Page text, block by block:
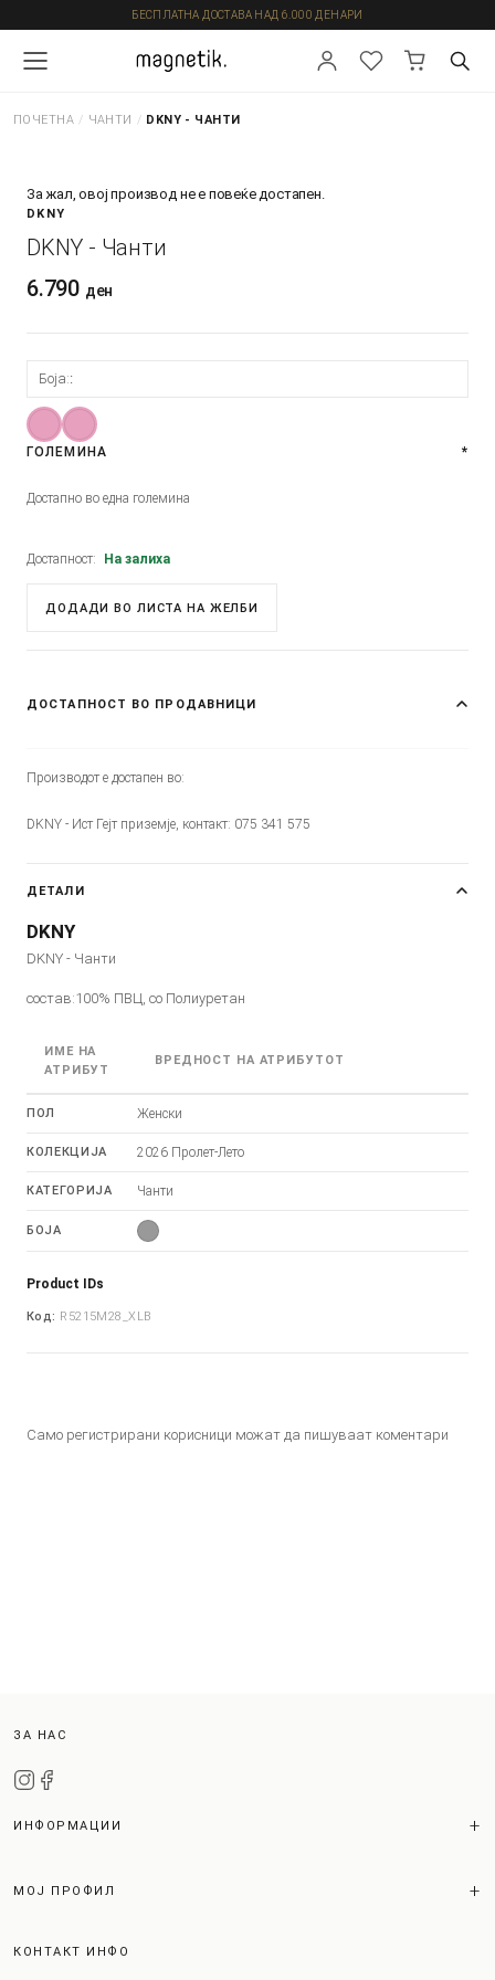
БЕСПЛАТНА ДОСТАВА НАД 6.000 ДЕНАРИ
ПОЧЕТНА / ЧАНТИ / DKNY - ЧАНТИ
За жал, овој производ не е повеќе достапен.
DKNY
DKNY - Чанти
6.790 ден
Боја:
ГОЛЕМИНА *
Достапно во една големина
Достапност: На залиха
ДОДАДИ ВО ЛИСТА НА ЖЕЛБИ
ДОСТАПНОСТ ВО ПРОДАВНИЦИ
Производот е достапен во:
DKNY - Ист Гејт приземје, контакт: 075 341 575
ДЕТАЛИ
DKNY
DKNY - Чанти
состав:100% ПВЦ, со Полиуретан
ИМЕ НА
АТРИБУТ
ВРЕДНОСТ НА АТРИБУТОТ
ПОЛ Женски
КОЛЕКЦИЈА 2026 Пролет-Лето
КАТЕГОРИЈА Чанти
БОЈА
Product IDs
Код: R5215M28_XLB
Само регистрирани корисници можат да пишуваат коментари
ЗА НАС
ИНФОРМАЦИИ
МОЈ ПРОФИЛ
КОНТАКТ ИНФО